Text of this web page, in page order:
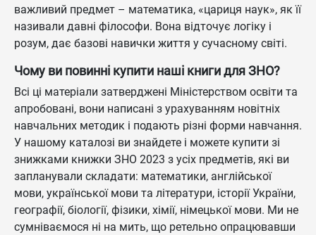
важливий предмет – математика, «цариця наук», як її
називали давні філософи. Вона відточує логіку і
розум, дає базові навички життя у сучасному світі.
Чому ви повинні купити наші книги для ЗНО?
Всі ці матеріали затверджені Міністерством освіти та
апробовані, вони написані з урахуванням новітніх
навчальних методик і подають різні форми навчання.
У нашому каталозі ви знайдете і можете купити зі
знижками книжки ЗНО 2023 з усіх предметів, які ви
запланували складати: математики, англійської
мови, української мови та літератури, історії України,
географії, біології, фізики, хімії, німецької мови. Ми не
сумніваємося ні на мить, що ретельно опрацювавши